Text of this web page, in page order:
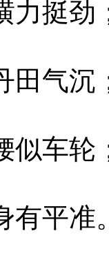
挺劲
气沉
车轮
平准